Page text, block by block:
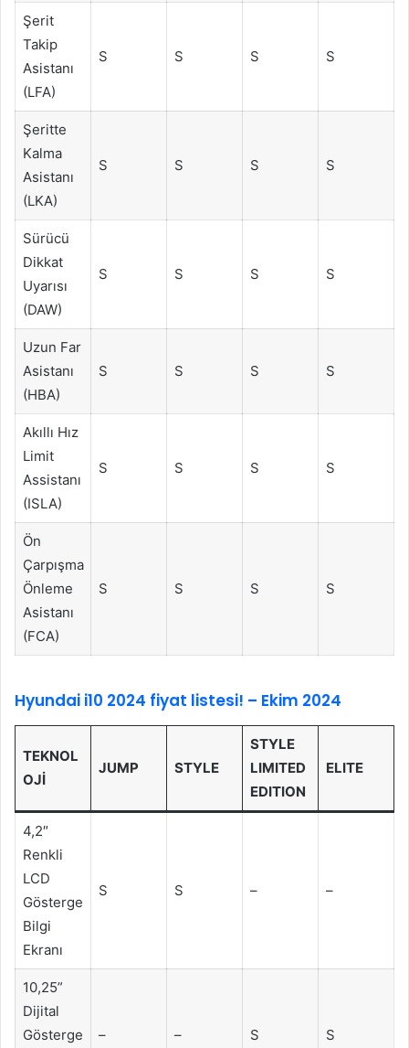
Şerit
Takip
Asistanı
(LFA)
S S S S
Şeritte
Kalma
Asistanı
(LKA)
S S S S
Sürücü
Dikkat
Uyarısı
(DAW)
S S S S
Uzun Far
Asistanı
(HBA)
S S S S
Akıllı Hız
Limit
Assistanı
(ISLA)
S S S S
Ön
Çarpışma
Önleme
Asistanı
(FCA)
S S S S
Hyundai i10 2024 fiyat listesi! – Ekim 2024
TEKNOL
OJİ
JUMP STYLE
STYLE
LIMITED
EDITION
ELITE
4,2″
Renkli
LCD
Gösterge
Bilgi
Ekranı
S S – –
10,25”
Dijital
Gösterge
– – S S